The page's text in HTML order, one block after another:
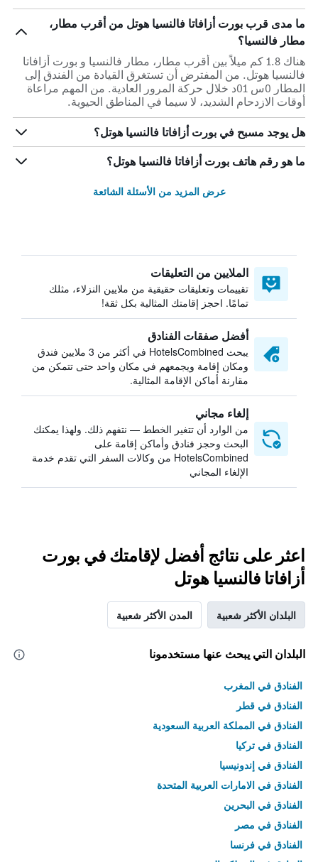
ما مدى قرب بورت أزافاتا فالنسيا هوتل من أقرب مطار،
مطار فالنسيا؟
هناك 1.8 كم ميلاً بين أقرب مطار، مطار فالنسيا و بورت أزافاتا
فالنسيا هوتل. من المفترض أن تستغرق القيادة من الفندق إلى
المطار 0س 01د خلال حركة المرور العادية. من المهم مراعاة
أوقات الازدحام الشديد، لا سيما في المناطق الحيوية.
هل يوجد مسبح في بورت أزافاتا فالنسيا هوتل؟
ما هو رقم هاتف بورت أزافاتا فالنسيا هوتل؟
عرض المزيد من الأسئلة الشائعة
الملايين من التعليقات
تقييمات وتعليقات حقيقية من ملايين النزلاء، مثلك
تمامًا. احجز إقامتك المثالية بكل ثقة!
أفضل صفقات الفنادق
يبحث HotelsCombined في أكثر من 3 ملايين فندق
ومكان إقامة ويجمعهم في مكان واحد حتى تتمكن من
مقارنة أماكن الإقامة المثالية.
إلغاء مجاني
من الوارد أن تتغير الخطط — نتفهم ذلك. ولهذا يمكنك
البحث وحجز فنادق وأماكن إقامة على
HotelsCombined من وكالات السفر التي تقدم خدمة
الإلغاء المجاني
اعثر على نتائج أفضل لإقامتك في بورت
أزافاتا فالنسيا هوتل
البلدان الأكثر شعبية المدن الأكثر شعبية
البلدان التي يبحث عنها مستخدمونا
الفنادق في المغرب
الفنادق في قطر
الفنادق في المملكة العربية السعودية
الفنادق في تركيا
الفنادق في إندونيسيا
الفنادق في الامارات العربية المتحدة
الفنادق في البحرين
الفنادق في مصر
الفنادق في فرنسا